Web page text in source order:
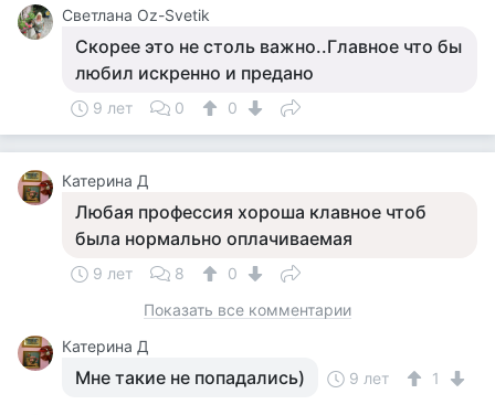
Светлана Oz-Svetik
Скорее это не столь важно..Главное что бы
любил искренно и предано
9 лет 0 0
Катерина Д
Любая профессия хороша клавное чтоб
была нормально оплачиваемая
9 лет 8
0
Показать все комментарии
Катерина Д
Мне такие не попадались) 9 лет 1